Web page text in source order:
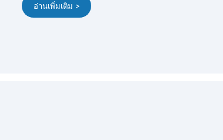
อ่านเพิ่มเติม >